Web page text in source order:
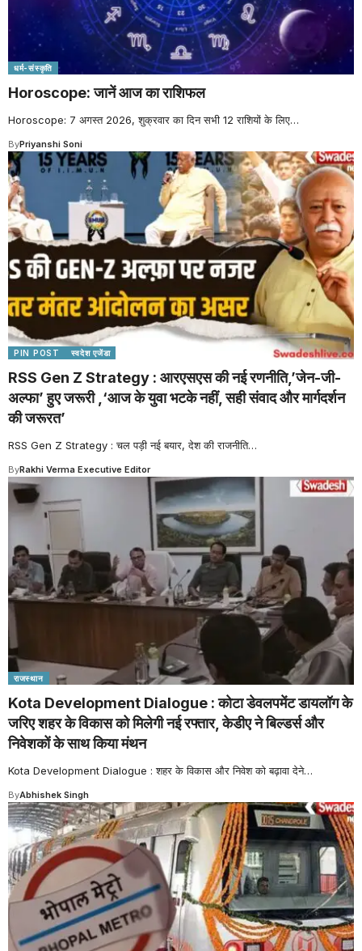
धर्म-संस्कृति
Horoscope: जानें आज का राशिफल
Horoscope: 7 अगस्त 2026, शुक्रवार का दिन सभी 12 राशियों के लिए…
ByPriyanshi Soni
PIN POST स्वदेश एजेंडा
RSS Gen Z Strategy : आरएसएस की नई रणनीति,’जेन-जी-
अल्फा’ हुए जरूरी ,‘आज के युवा भटके नहीं, सही संवाद और मार्गदर्शन
की जरूरत’
RSS Gen Z Strategy : चल पड़ी नई बयार, देश की राजनीति…
ByRakhi Verma Executive Editor
राजस्थान
Kota Development Dialogue : कोटा डेवलपमेंट डायलॉग के
जरिए शहर के विकास को मिलेगी नई रफ्तार, केडीए ने बिल्डर्स और
निवेशकों के साथ किया मंथन
Kota Development Dialogue : शहर के विकास और निवेश को बढ़ावा देने…
ByAbhishek Singh